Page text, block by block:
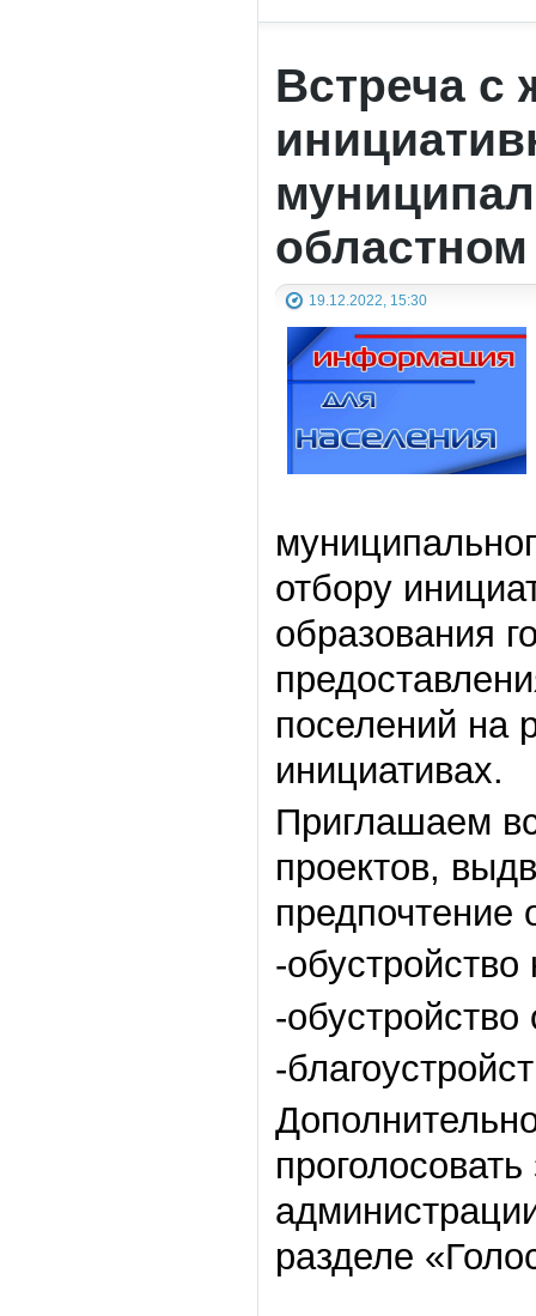
Встреча с
областном
19.12.2022, 15:30
отбору
образования
поселений на
инициативах.
Приглашаем
проектов,
-
-
-
разделе